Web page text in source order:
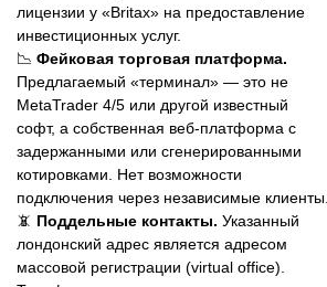
лицензии у «Britax» на предоставление
инвестиционных услуг.
📉 Фейковая торговая платформа.
Предлагаемый «терминал» — это не
MetaTrader 4/5 или другой известный
софт, а собственная веб-платформа с
задержанными или сгенерированными
котировками. Нет возможности
подключения через независимые клиенты.
📵 Поддельные контакты. Указанный
лондонский адрес является адресом
массовой регистрации (virtual office).